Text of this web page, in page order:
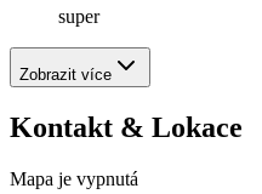
super
Zobrazit více
Kontakt & Lokace
Mapa je vypnutá